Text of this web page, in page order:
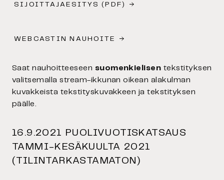
SIJOITTAJAESITYS (PDF)
WEBCASTIN NAUHOITE
Saat nauhoitteeseen suomenkielisen tekstityksen
valitsemalla stream-ikkunan oikean alakulman
kuvakkeista tekstityskuvakkeen ja tekstityksen
päälle.
16.9.2021 PUOLIVUOTISKATSAUS
TAMMI-KESÄKUULTA 2021
(TILINTARKASTAMATON)